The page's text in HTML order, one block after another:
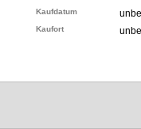
Kaufdatum
Kaufort